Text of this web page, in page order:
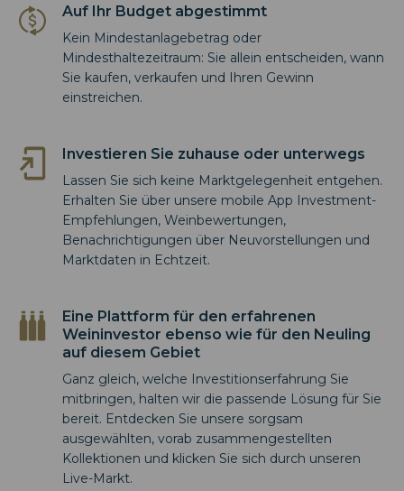
Auf Ihr Budget abgestimmt
Kein Mindestanlagebetrag oder
Mindesthaltezeitraum: Sie allein entscheiden, wann
Sie kaufen, verkaufen und Ihren Gewinn
einstreichen.
Investieren Sie zuhause oder unterwegs
Lassen Sie sich keine Marktgelegenheit entgehen.
Erhalten Sie über unsere mobile App Investment-
Empfehlungen, Weinbewertungen,
Benachrichtigungen über Neuvorstellungen und
Marktdaten in Echtzeit.
Eine Plattform für den erfahrenen
Weininvestor ebenso wie für den Neuling
auf diesem Gebiet
Ganz gleich, welche Investitionserfahrung Sie
mitbringen, halten wir die passende Lösung für Sie
bereit. Entdecken Sie unsere sorgsam
ausgewählten, vorab zusammengestellten
Kollektionen und klicken Sie sich durch unseren
Live-Markt.